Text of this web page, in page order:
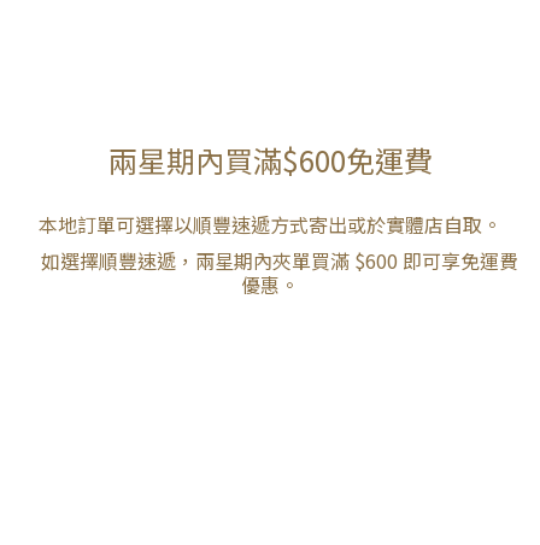
兩星期內買滿$600免運費
本地訂單可選擇以順豐速遞方式寄出或於實體店自取。
如選擇順豐速遞，兩星期內夾單買滿 $600 即可享免運費
優惠。